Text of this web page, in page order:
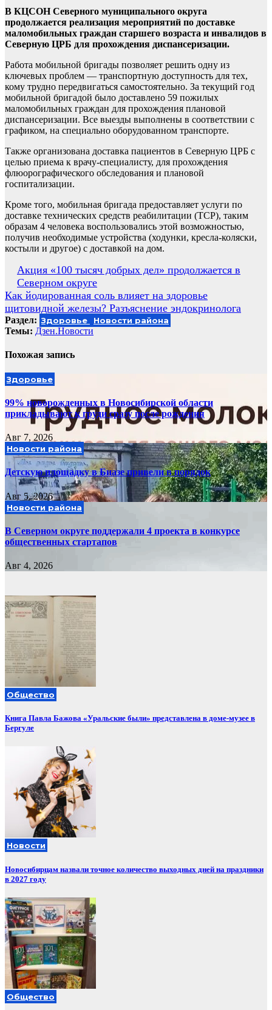
В КЦСОН Северного муниципального округа
продолжается реализация мероприятий по доставке
маломобильных граждан старшего возраста и инвалидов в
Северную ЦРБ для прохождения диспансеризации.
Работа мобильной бригады позволяет решить одну из
ключевых проблем — транспортную доступность для тех,
кому трудно передвигаться самостоятельно. За текущий год
мобильной бригадой было доставлено 59 пожилых
маломобильных граждан для прохождения плановой
диспансеризации. Все выезды выполнены в соответствии с
графиком, на специально оборудованном транспорте.
Также организована доставка пациентов в Северную ЦРБ с
целью приема к врачу-специалисту, для прохождения
флюорографического обследования и плановой
госпитализации.
Кроме того, мобильная бригада предоставляет услуги по
доставке технических средств реабилитации (ТСР), таким
образам 4 человека воспользовались этой возможностью,
получив необходимые устройства (ходунки, кресла-коляски,
костыли и другое) с доставкой на дом.
Навигация
по
записям
Акция «100 тысяч добрых дел» продолжается в
Северном округе
Как йодированная соль влияет на здоровье
щитовидной железы? Разъяснение эндокринолога
Раздел: Здоровье Новости района
Темы: Дзен.Новости
Похожая запись
Здоровье
99% новорожденных в Новосибирской области
прикладывают к груди сразу после рождения
Авг 7, 2026
Новости района
Детскую площадку в Биазе привели в порядок
Авг 5, 2026
Новости района
В Северном округе поддержали 4 проекта в конкурсе
общественных стартапов
Авг 4, 2026
Общество
Книга Павла Бажова «Уральские были» представлена в доме-музее в
Бергуле
Новости
Новосибирцам назвали точное количество выходных дней на праздники
в 2027 году
Общество